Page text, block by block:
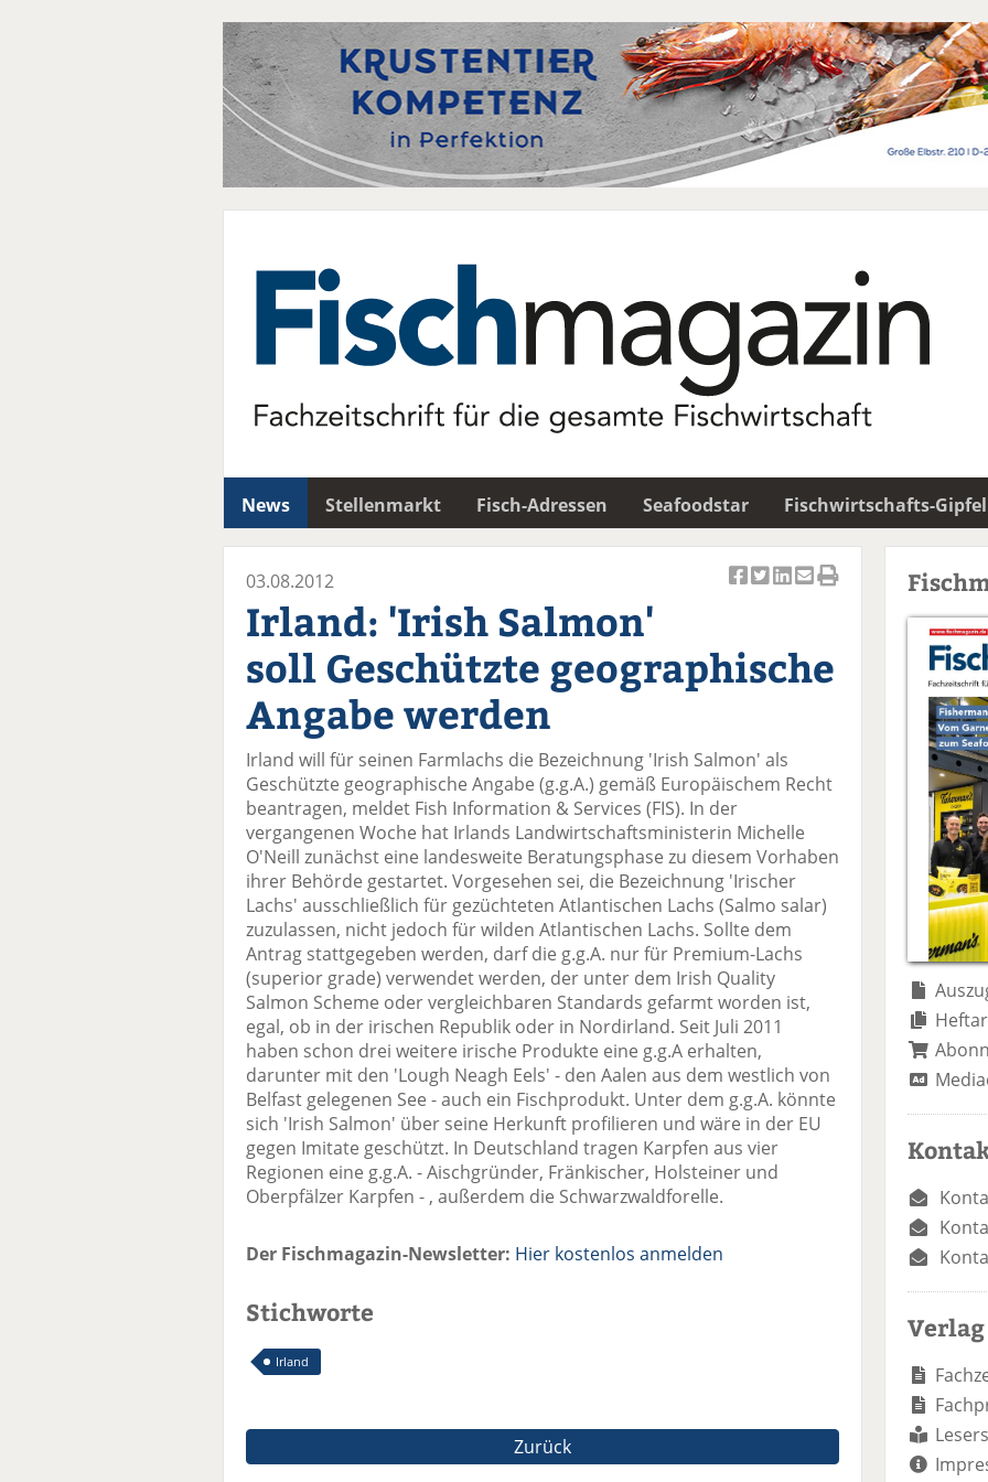
News Stellenmarkt Fisch-Adressen Seafoodstar Fischwirtschafts-Gipfel
k
el
ac
e
b
o
o
k
te
il
e
n
el
er
n
el
Li
n
k
di
n
te
il
e
n
k
el
ai
v
er
se
n
e
el
e
n
03.08.2012
Irland: 'Irish Salmon'
soll Geschützte geographische
Angabe werden
Irland will für seinen Farmlachs die Bezeichnung 'Irish Salmon' als
Geschützte geographische Angabe (g.g.A.) gemäß Europäischem Recht
beantragen, meldet Fish Information & Services (FIS). In der
vergangenen Woche hat Irlands Landwirtschaftsministerin Michelle
O'Neill zunächst eine landesweite Beratungsphase zu diesem Vorhaben
ihrer Behörde gestartet. Vorgesehen sei, die Bezeichnung 'Irischer
Lachs' ausschließlich für gezüchteten Atlantischen Lachs (Salmo salar)
zuzulassen, nicht jedoch für wilden Atlantischen Lachs. Sollte dem
Antrag stattgegeben werden, darf die g.g.A. nur für Premium-Lachs
(superior grade) verwendet werden, der unter dem Irish Quality
Salmon Scheme oder vergleichbaren Standards gefarmt worden ist,
egal, ob in der irischen Republik oder in Nordirland. Seit Juli 2011
haben schon drei weitere irische Produkte eine g.g.A erhalten,
darunter mit den 'Lough Neagh Eels' - den Aalen aus dem westlich von
Belfast gelegenen See - auch ein Fischprodukt. Unter dem g.g.A. könnte
sich 'Irish Salmon' über seine Herkunft profilieren und wäre in der EU
gegen Imitate geschützt. In Deutschland tragen Karpfen aus vier
Regionen eine g.g.A. - Aischgründer, Fränkischer, Holsteiner und
Oberpfälzer Karpfen - , außerdem die Schwarzwaldforelle.
Der Fischmagazin-Newsletter: Hier kostenlos anmelden
Stichworte
Irland
Zurück
Verlag